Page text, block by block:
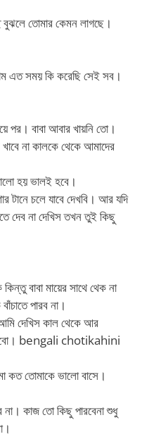
বুঝলে তোমার কেমন লাগছে।
এত সময় কি করেছি সেই সব।
পর। বাবা আবার খায়নি তো।
না কালকে থেকে আমাদের
হয় ভালই হবে।
টানে চলে যাবে দেখবি। আর যদি
দেব না দেখিস তখন তুই কিছু
বাবা মায়ের সাথে থেক না
পারব না।
দেখিস কাল থেকে আর
যাবো। bengali chotikahini
কত তোমাকে ভালো বাসে।
কাজ তো কিছু পারবেনা শুধু